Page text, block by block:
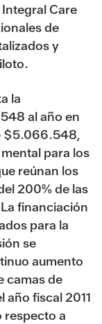
Care
de
y
la
al año en
$5.066.548,
para los
reúnan los
200% de las
financiación
para la
se
aumento
camas de
año fiscal 2011
respecto a